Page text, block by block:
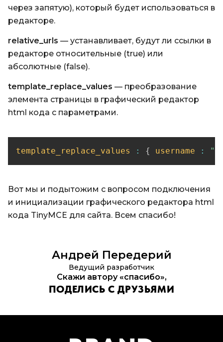
через запятую), который будет использоваться в
редакторе.
relative_urls — устанавливает, будут ли ссылки в
редакторе относительные (true) или
абсолютные (false).
template_replace_values — преобразование
элемента страницы в графический редактор
html кода с параметрами.
template_replace_values : { username :
Вот мы и подытожим с вопросом подключения
и инициализации графического редактора html
кода TinyMCE для сайта. Всем спасибо!
Андрей Передерий
Ведущий разработчик
Скажи автору «спасибо»,
ПОДЕЛИСЬ С ДРУЗЬЯМИ